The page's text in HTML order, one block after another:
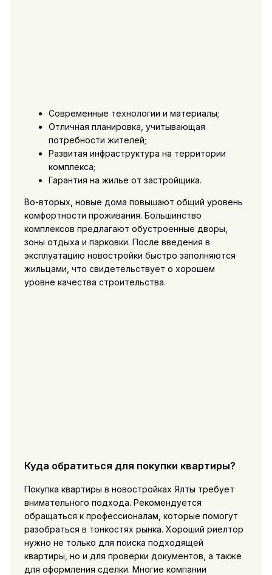
Современные технологии и материалы;
Отличная планировка, учитывающая
потребности жителей;
Развитая инфраструктура на территории
комплекса;
Гарантия на жилье от застройщика.
Во-вторых, новые дома повышают общий уровень
комфортности проживания. Большинство
комплексов предлагают обустроенные дворы,
зоны отдыха и парковки. После введения в
эксплуатацию новостройки быстро заполняются
жильцами, что свидетельствует о хорошем
уровне качества строительства.
Куда обратиться для покупки квартиры?
Покупка квартиры в новостройках Ялты требует
внимательного подхода. Рекомендуется
обращаться к профессионалам, которые помогут
разобраться в тонкостях рынка. Хороший риелтор
нужно не только для поиска подходящей
квартиры, но и для проверки документов, а также
для оформления сделки. Многие компании